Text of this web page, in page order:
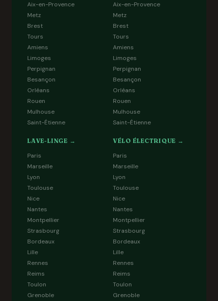
Aix-en-Provence
Metz
Brest
Tours
Amiens
Limoges
Perpignan
Besançon
Orléans
Rouen
Mulhouse
Saint-Étienne
Aix-en-Provence
Metz
Brest
Tours
Amiens
Limoges
Perpignan
Besançon
Orléans
Rouen
Mulhouse
Saint-Étienne
LAVE-LINGE →
Paris
Marseille
Lyon
Toulouse
Nice
Nantes
Montpellier
Strasbourg
Bordeaux
Lille
Rennes
Reims
Toulon
Grenoble
VÉLO ÉLECTRIQUE →
Paris
Marseille
Lyon
Toulouse
Nice
Nantes
Montpellier
Strasbourg
Bordeaux
Lille
Rennes
Reims
Toulon
Grenoble